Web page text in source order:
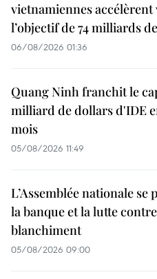
vietnamiennes accélèrent
l’objectif de 74 milliards
06/08/2026 01:36
Quang Ninh franchit le
milliard de dollars d'IDE
mois
05/08/2026 11:49
L’Assemblée nationale se
la banque et la lutte
blanchiment
05/08/2026 09:00